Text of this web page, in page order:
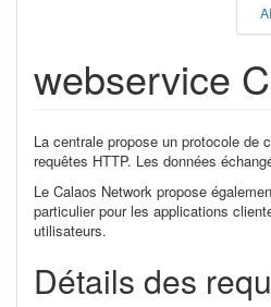
webservice
La centrale propose un protocole de
requêtes HTTP. Les données
Le Calaos Network propose
particulier pour les applications
utilisateurs.
Détails des